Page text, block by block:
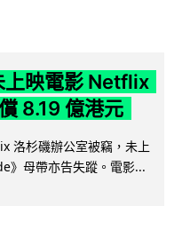
映電影 Netflix
8.19 億港元
洛杉磯辦公室被竊，未上
》母帶亦告失蹤。電影...